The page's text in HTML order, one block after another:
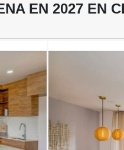
EN 2027 EN